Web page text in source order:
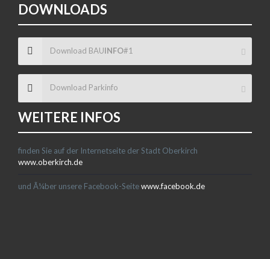
DOWNLOADS
Download BAUINFO#1
Download Parkinfo
WEITERE INFOS
finden Sie auf der Internetseite der Stadt Oberkirch
www.oberkirch.de
und Ã¼ber unsere Facebook-Seitewww.facebook.de